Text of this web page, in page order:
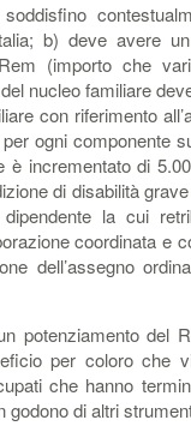
b) deve avere
(importo che
nucleo familiare
con riferimento
ogni componente
è incrementato di
di disabilità
la cui
coordinata e
dell’assegno
potenziamento del
per coloro che
che hanno
godono di altri